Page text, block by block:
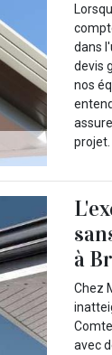
dans
devis
nos
projet.
à
Chez
avec